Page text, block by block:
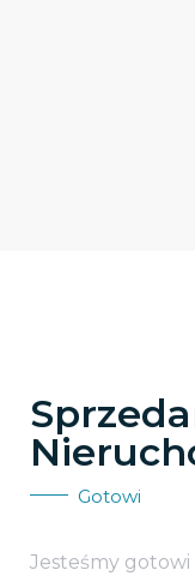
Gotowi
Jesteśmy